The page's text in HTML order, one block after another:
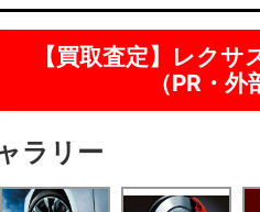
【買取査定】レク
（PR・外
ラリー